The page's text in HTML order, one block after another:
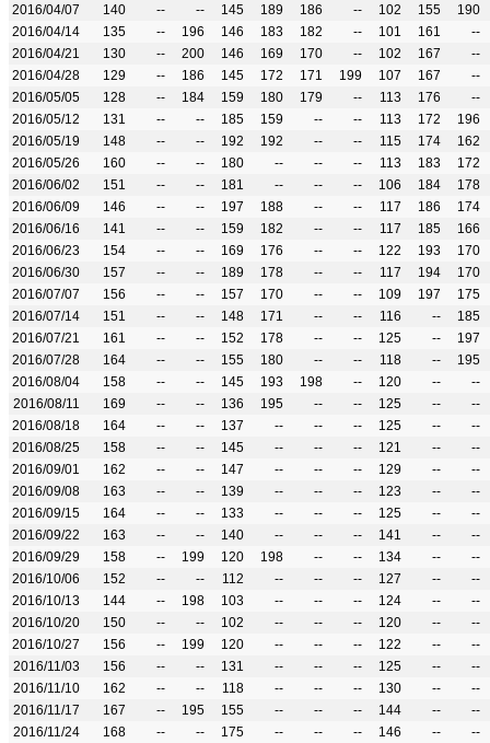
2016/04/07
140 -- -- 145 189 186 -- 102 155
190
2016/04/14
135 -- 196 146 183 182 -- 101 161
--
2016/04/21
130 -- 200 146 169 170 -- 102 167
--
2016/04/28
129 -- 186 145 172 171 199 107 167
--
2016/05/05
128 -- 184 159 180 179 -- 113 176
--
2016/05/12
131 -- -- 185 159 -- -- 113 172
196
2016/05/19
148 -- -- 192 192 -- -- 115 174
162
2016/05/26
160 -- -- 180 -- -- -- 113 183
172
2016/06/02
151 -- -- 181 -- -- -- 106 184
178
2016/06/09
146 -- -- 197 188 -- -- 117 186
174
2016/06/16
141 -- -- 159 182 -- -- 117 185
166
2016/06/23
154 -- -- 169 176 -- -- 122 193
170
2016/06/30
157 -- -- 189 178 -- -- 117 194
170
2016/07/07
156 -- -- 157 170 -- -- 109 197
175
2016/07/14
151 -- -- 148 171 -- -- 116 --
185
2016/07/21
161 -- -- 152 178 -- -- 125 --
197
2016/07/28
164 -- -- 155 180 -- -- 118 --
195
2016/08/04
158 -- -- 145 193 198 -- 120 --
--
2016/08/11
169 -- -- 136 195 -- -- 125 --
--
2016/08/18
164 -- -- 137 -- -- -- 125 --
--
2016/08/25
158 -- -- 145 -- -- -- 121 --
--
2016/09/01
162 -- -- 147 -- -- -- 129 --
--
2016/09/08
163 -- -- 139 -- -- -- 123 --
--
2016/09/15
164 -- -- 133 -- -- -- 125 --
--
2016/09/22
163 -- -- 140 -- -- -- 141 --
--
2016/09/29
158 -- 199 120 198 -- -- 134 --
--
2016/10/06
152 -- -- 112 -- -- -- 127 --
--
2016/10/13
144 -- 198 103 -- -- -- 124 --
--
2016/10/20
150 -- -- 102 -- -- -- 120 --
--
2016/10/27
156 -- 199 120 -- -- -- 122 --
--
2016/11/03
156 -- -- 131 -- -- -- 125 --
--
2016/11/10
162 -- -- 118 -- -- -- 130 --
--
2016/11/17
167 -- 195 155 -- -- -- 144 --
--
2016/11/24
168 -- -- 175 -- -- -- 146 -- --